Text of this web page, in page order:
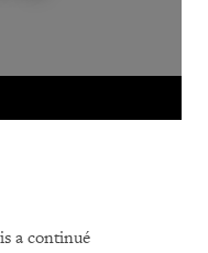
a continué